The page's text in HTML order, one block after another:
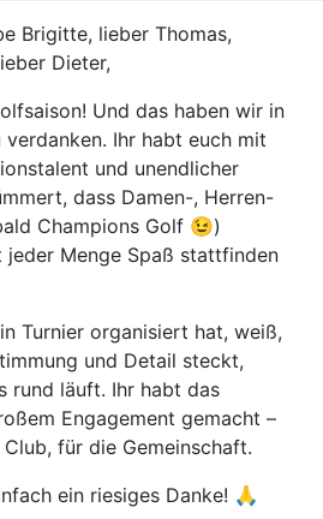
Brigitte, lieber Thomas,
Dieter,
Und das haben wir in
Ihr habt euch mit
und unendlicher
dass Damen-, Herren-
Champions Golf 😉)
jeder Menge Spaß stattfinden
Turnier organisiert hat, weiß,
und Detail steckt,
rund läuft. Ihr habt das
Engagement gemacht –
für die Gemeinschaft.
ein riesiges Danke! 🙏